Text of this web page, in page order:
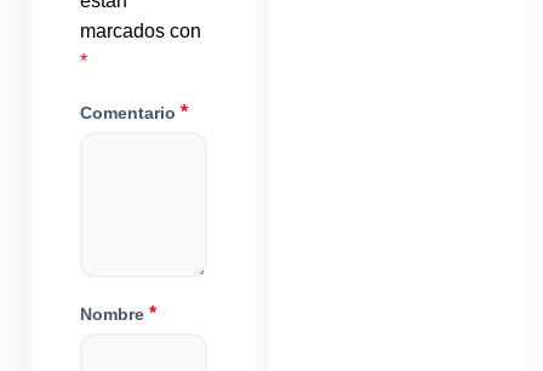
marcados con
*
Comentario *
Nombre *